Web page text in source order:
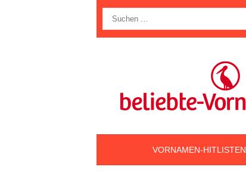
nach:
VORNAMEN-HITLISTEN